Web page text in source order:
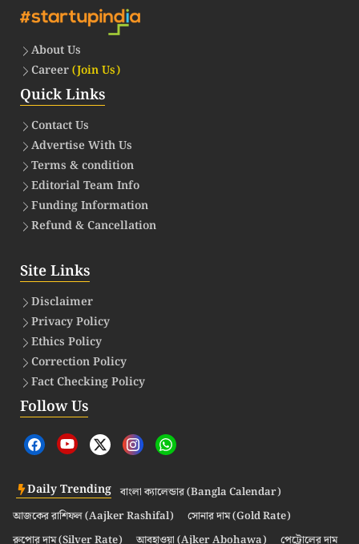
About Us
Career(Join Us)
Quick Links
Contact Us
Advertise With Us
Terms & condition
Editorial Team Info
Funding Information
Refund & Cancellation
Site Links
Disclaimer
Privacy Policy
Ethics Policy
Correction Policy
Fact Checking Policy
Follow Us
Daily Trending বাংলা ক্যালেন্ডার (Bangla Calendar)
আজকের রাশিফল (Aajker Rashifal)
সোনার দাম (Gold Rate)